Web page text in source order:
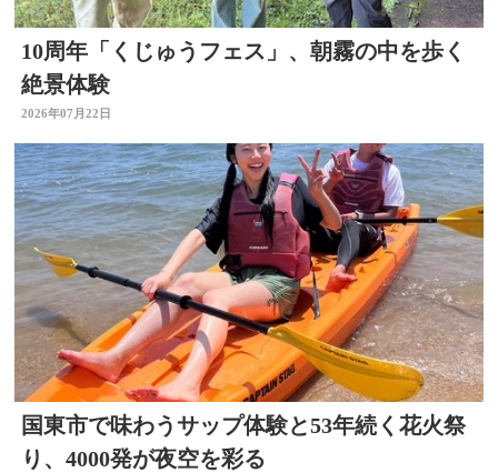
10周年「くじゅうフェス」、朝霧の中を歩く
絶景体験
2026年07月22日
国東市で味わうサップ体験と53年続く花火祭
り、4000発が夜空を彩る